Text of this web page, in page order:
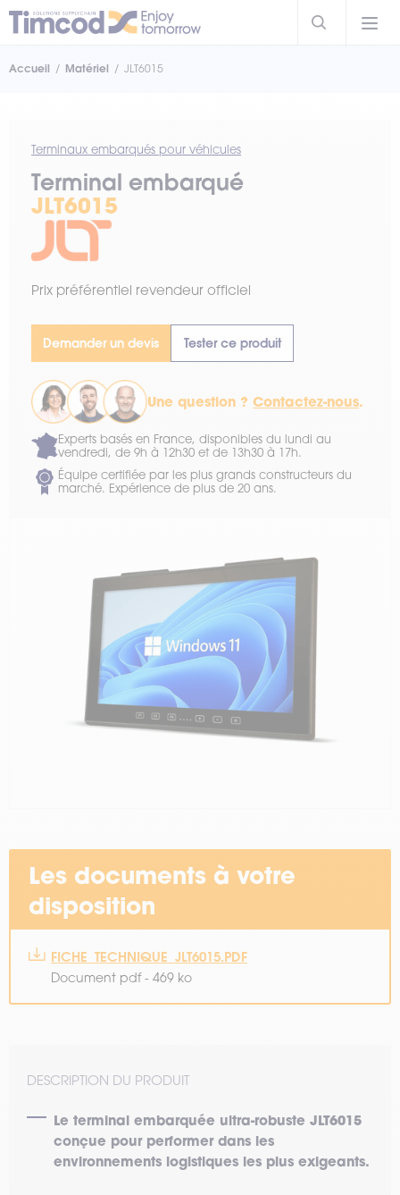
Accueil Matériel JLT6015
Terminaux embarqués pour véhicules
Terminal embarqué
JLT6015
Prix préférentiel revendeur officiel
Demander un devis Tester ce produit
Une question ? Contactez-nous.
Experts basés en France, disponibles du lundi au
vendredi, de 9h à 12h30 et de 13h30 à 17h.
Équipe certifiée par les plus grands constructeurs du
marché. Expérience de plus de 20 ans.
Les documents à votre
disposition
FICHE_TECHNIQUE_JLT6015.PDF
Document pdf - 469 ko
DESCRIPTION DU PRODUIT
Le terminal embarquée ultra-robuste JLT6015
conçue pour performer dans les
environnements logistiques les plus exigeants.